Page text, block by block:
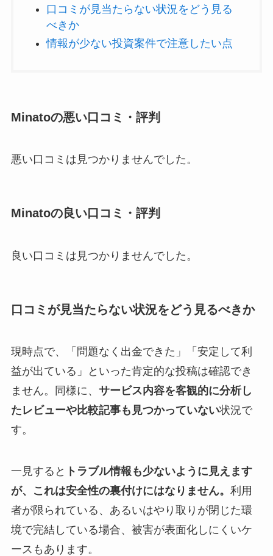
口コミが見当たらない状況をどう見る
べきか
情報が少ない投資案件で注意したい点
Minatoの悪い口コミ・評判
悪い口コミは見つかりませんでした。
Minatoの良い口コミ・評判
良い口コミは見つかりませんでした。
口コミが見当たらない状況をどう見るべきか
現時点で、「問題なく出金できた」「安定して利
益が出ている」といった肯定的な投稿は確認でき
ません。同様に、 サービス内容を客観的に分析し
たレビューや比較記事も見つかっていない状況で
す。
一見すると トラブル情報も少ないように見えます
が、これは安全性の裏付けにはなりません。 利用
者が限られている、あるいはやり取りが閉じた環
境で完結している場合、被害が表面化しにくいケ
ースもあります。